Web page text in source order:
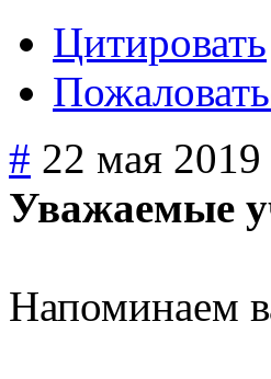
Цитировать
# 22 мая 2019
Уважаемые
Напоминаем